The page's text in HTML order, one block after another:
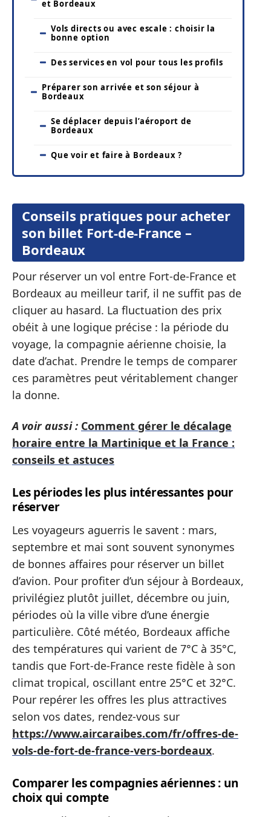
et Bordeaux
Vols directs ou avec escale : choisir la
bonne option
Des services en vol pour tous les profils
Préparer son arrivée et son séjour à
Bordeaux
Se déplacer depuis l’aéroport de
Bordeaux
Que voir et faire à Bordeaux ?
Conseils pratiques pour acheter
son billet Fort-de-France –
Bordeaux
Pour réserver un vol entre Fort-de-France et
Bordeaux au meilleur tarif, il ne suffit pas de
cliquer au hasard. La fluctuation des prix
obéit à une logique précise : la période du
voyage, la compagnie aérienne choisie, la
date d’achat. Prendre le temps de comparer
ces paramètres peut véritablement changer
la donne.
A voir aussi : Comment gérer le décalage
horaire entre la Martinique et la France :
conseils et astuces
Les périodes les plus intéressantes pour
réserver
Les voyageurs aguerris le savent : mars,
septembre et mai sont souvent synonymes
de bonnes affaires pour réserver un billet
d’avion. Pour profiter d’un séjour à Bordeaux,
privilégiez plutôt juillet, décembre ou juin,
périodes où la ville vibre d’une énergie
particulière. Côté météo, Bordeaux affiche
des températures qui varient de 7°C à 35°C,
tandis que Fort-de-France reste fidèle à son
climat tropical, oscillant entre 25°C et 32°C.
Pour repérer les offres les plus attractives
selon vos dates, rendez-vous sur
https://www.aircaraibes.com/fr/offres-de-
vols-de-fort-de-france-vers-bordeaux.
Comparer les compagnies aériennes : un
choix qui compte